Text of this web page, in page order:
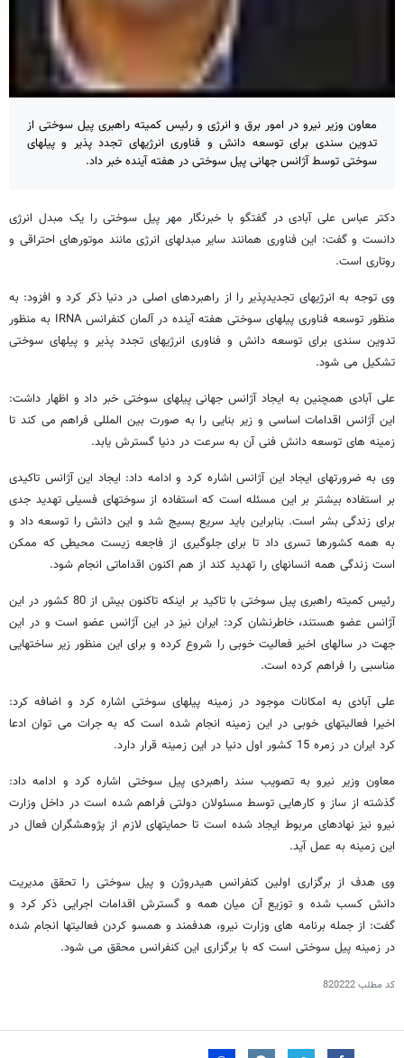
معاون وزیر نیرو در امور برق و انرژی و رئیس کمیته راهبری پیل سوختی از
تدوین سندی برای توسعه دانش و فناوری انرژیهای تجدد پذیر و پیلهای
سوختی توسط آژانس جهانی پیل سوختی در هفته آینده خبر داد.
دکتر عباس علی آبادی در گفتگو با خبرنگار مهر پیل سوختی را یک مبدل انرژی
دانست و گفت: این فناوری همانند سایر مبدلهای انرژی مانند موتورهای احتراقی و
روتاری است.
وی توجه به انرژیهای تجدیدپذیر را از راهبردهای اصلی در دنیا ذکر کرد و افزود: به
منظور توسعه فناوری پیلهای سوختی هفته آینده در آلمان کنفرانس IRNA به منظور
تدوین سندی برای توسعه دانش و فناوری انرژیهای تجدد پذیر و پیلهای سوختی
تشکیل می شود.
علی آبادی همچنین به ایجاد آژانس جهانی پیلهای سوختی خبر داد و اظهار داشت:
این آژانس اقدامات اساسی و زیر بنایی را به صورت بین المللی فراهم می کند تا
زمینه های توسعه دانش فنی آن به سرعت در دنیا گسترش یابد.
وی به ضرورتهای ایجاد این آژانس اشاره کرد و ادامه داد: ایجاد این آژانس تاکیدی
بر استفاده بیشتر بر این مسئله است که استفاده از سوختهای فسیلی تهدید جدی
برای زندگی بشر است. بنابراین باید سریع بسیج شد و این دانش را توسعه داد و
به همه کشورها تسری داد تا برای جلوگیری از فاجعه زیست محیطی که ممکن
است زندگی همه انسانهای را تهدید کند از هم اکنون اقداماتی انجام شود.
رئیس کمیته راهبری پیل سوختی با تاکید بر اینکه تاکنون بیش از 80 کشور در این
آژانس عضو هستند، خاطرنشان کرد: ایران نیز در این آژانس عضو است و در این
جهت در سالهای اخیر فعالیت خوبی را شروع کرده و برای این منظور زیر ساختهایی
مناسبی را فراهم کرده است.
علی آبادی به امکانات موجود در زمینه پیلهای سوختی اشاره کرد و اضافه کرد:
اخیرا فعالیتهای خوبی در این زمینه انجام شده است که به جرات می توان ادعا
کرد ایران در زمره 15 کشور اول دنیا در این زمینه قرار دارد.
معاون وزیر نیرو به تصویب سند راهبردی پیل سوختی اشاره کرد و ادامه داد:
گذشته از ساز و کارهایی توسط مسئولان دولتی فراهم شده است در داخل وزارت
نیرو نیز نهادهای مربوط ایجاد شده است تا حمایتهای لازم از پژوهشگران فعال در
این زمینه به عمل آید.
وی هدف از برگزاری اولین کنفرانس هیدروژن و پیل سوختی را تحقق مدیریت
دانش کسب شده و توزیع آن میان همه و گسترش اقدامات اجرایی ذکر کرد و
گفت: از جمله برنامه های وزارت نیرو، هدفمند و همسو کردن فعالیتها انجام شده
در زمینه پیل سوختی است که با برگزاری این کنفرانس محقق می شود.
کد مطلب820222